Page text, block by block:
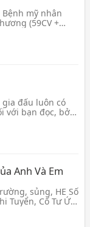
Bệnh mỹ nhân
(59CV +
(09/04/2020 -
đấu luôn có
với bạn đọc, bởi
nhau. Đích
Anh Và Em
sủng, HE Số
Tuyển, Cố Tư Ức
Hạ Chi Tuyển